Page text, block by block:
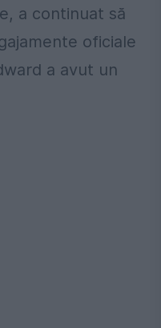
a continuat să
oficiale
a avut un